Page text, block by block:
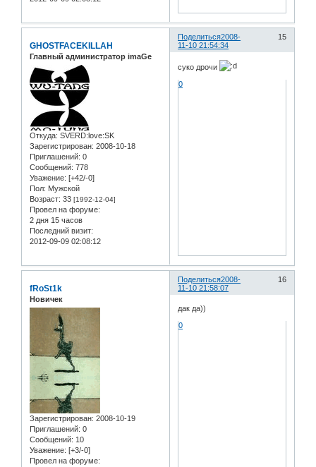
Поделиться 15
2008-
11-10 21:54:34
GHOSTFACEKILLAH
Главный администратор imaGe
Откуда: SVERD:love:SK
Зарегистрирован: 2008-10-18
Приглашений: 0
Сообщений: 778
Уважение: [+42/-0]
Пол: Мужской
Возраст: 33 [1992-12-04]
Провел на форуме:
2 дня 15 часов
Последний визит:
2012-09-09 02:08:12
суко дрoчи
0
Поделиться 16
2008-
11-10 21:58:07
fRoSt1k
Новичек
Зарегистрирован: 2008-10-19
Приглашений: 0
Сообщений: 10
Уважение: [+3/-0]
Провел на форуме:
дак да))
0